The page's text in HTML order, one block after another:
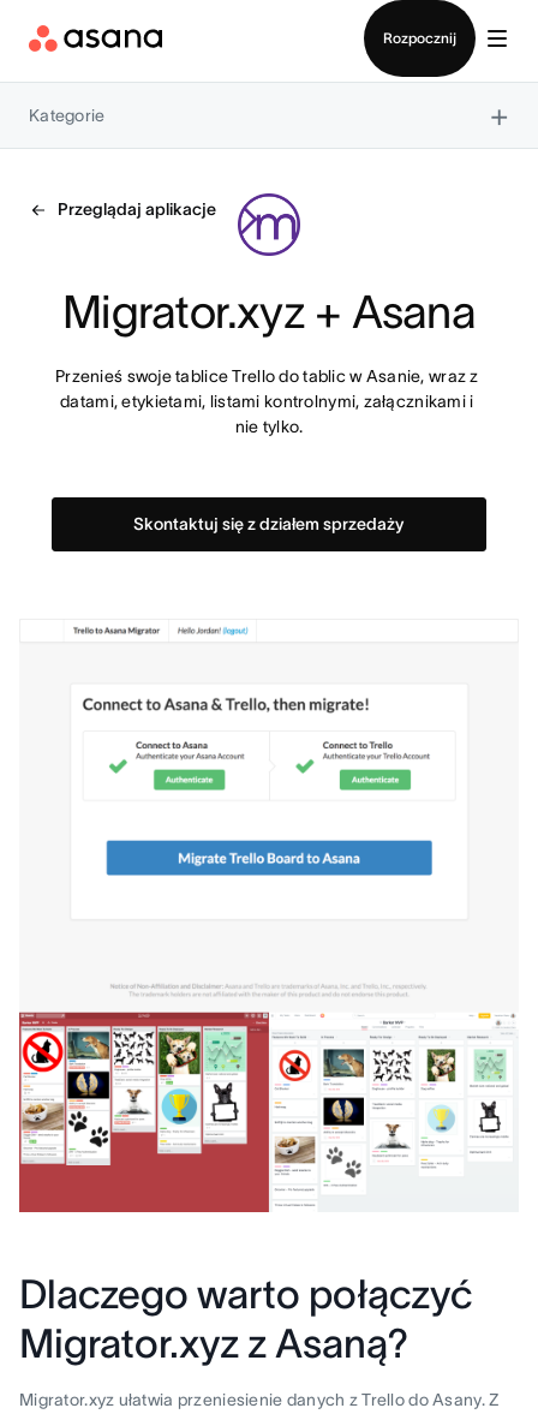
Rozpocznij
Kategorie ×
Przeglądaj aplikacje
Migrator.xyz + Asana
Przenieś swoje tablice Trello do tablic w Asanie, wraz z
datami, etykietami, listami kontrolnymi, załącznikami i
nie tylko.
Skontaktuj się z działem sprzedaży
Dlaczego warto połączyć
Migrator.xyz z Asaną?
Migrator.xyz ułatwia przeniesienie danych z Trello do Asany. Z